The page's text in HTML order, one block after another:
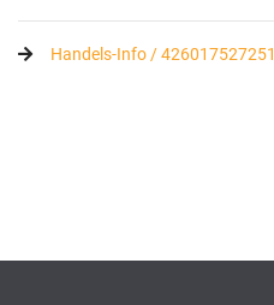
Handels-Info /